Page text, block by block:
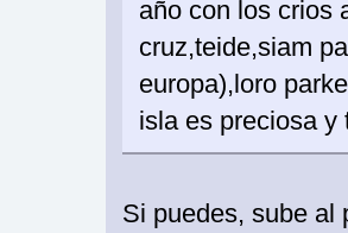
año con los crios
cruz,teide,siam
europa),loro
isla es preciosa y
Si puedes, sube al